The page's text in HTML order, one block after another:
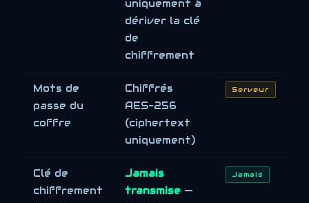
uniquement à
dériver la clé
de
chiffrement
Mots de
passe du
coffre
Chiffrés
AES-256
(ciphertext
uniquement)
Serveur
Clé de
chiffrement
Jamais
transmise —
Jamais